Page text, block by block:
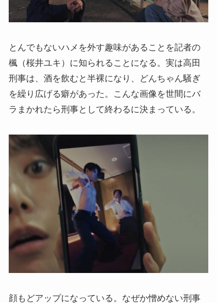
とんでもないハメを外す趣味があることを記者の
楓（桜井ユキ）に知られることになる。実は高田
刑事は、酒を飲むと半裸になり、どんちゃん騒ぎ
を繰り広げる癖があった。こんな画像を世間にバ
ラまかれたら刑事として終わるに決まっている。
顔もどアップになっている。なぜか憎めない刑事